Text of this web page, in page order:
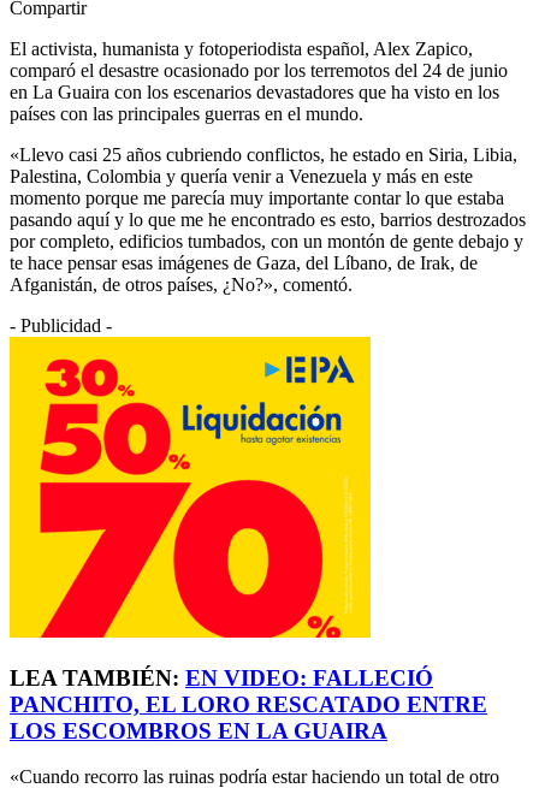
Compartir
El activista, humanista y fotoperiodista español, Alex Zapico,
comparó el desastre ocasionado por los terremotos del 24 de junio
en La Guaira con los escenarios devastadores que ha visto en los
países con las principales guerras en el mundo.
«Llevo casi 25 años cubriendo conflictos, he estado en Siria, Libia,
Palestina, Colombia y quería venir a Venezuela y más en este
momento porque me parecía muy importante contar lo que estaba
pasando aquí y lo que me he encontrado es esto, barrios destrozados
por completo, edificios tumbados, con un montón de gente debajo y
te hace pensar esas imágenes de Gaza, del Líbano, de Irak, de
Afganistán, de otros países, ¿No?», comentó.
- Publicidad -
LEA TAMBIÉN: EN VIDEO: FALLECIÓ
PANCHITO, EL LORO RESCATADO ENTRE
LOS ESCOMBROS EN LA GUAIRA
«Cuando recorro las ruinas podría estar haciendo un total de otro